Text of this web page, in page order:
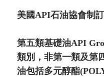
美國API石油協會制
第五類基礎油API
類別，非第一類及第
油包括多元醇酯